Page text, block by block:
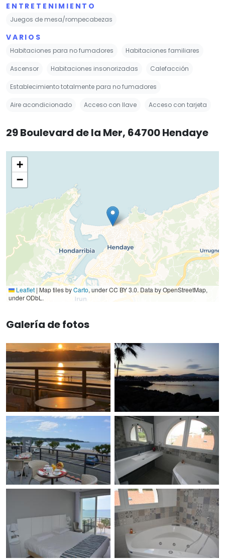
ENTRETENIMIENTO
Juegos de mesa/rompecabezas
VARIOS
Habitaciones para no fumadores Habitaciones familiares
Ascensor Habitaciones insonorizadas Calefacción
Establecimiento totalmente para no fumadores
Aire acondicionado Acceso con llave Acceso con tarjeta
29 Boulevard de la Mer, 64700 Hendaye
+
−
Leaflet | Map tiles byCarto, under CC BY 3.0. Data by OpenStreetMap,
under ODbL.
Galería de fotos